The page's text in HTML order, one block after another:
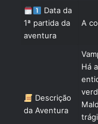
Data da
1ª partida da
aventura
A
Descrição
da Aventura
Há